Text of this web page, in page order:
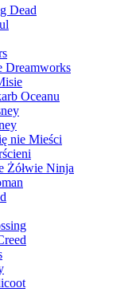
Dead
Dreamworks
Oceanu
nie Mieści
Żółwie Ninja